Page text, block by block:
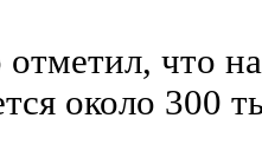
что
около 300